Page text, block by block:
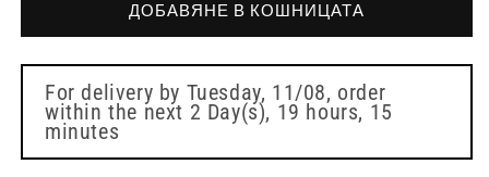
намалено
мъртво
пространство
от
1
ml
намалено
мъртво
пространство
от
1
ДОБАВЯНЕ В КОШНИЦАТА
For delivery by Tuesday, 11/08, order
within the next 2 Day(s), 19 hours, 15
minutes